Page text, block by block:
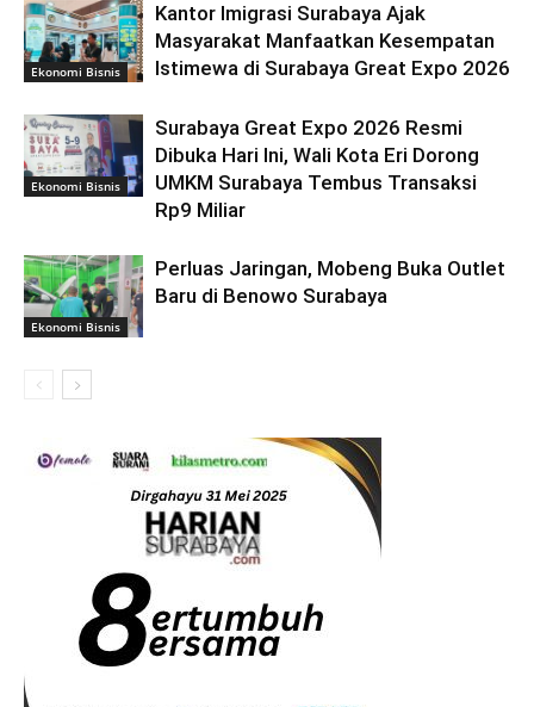
Ekonomi Bisnis
Kantor Imigrasi Surabaya Ajak
Masyarakat Manfaatkan Kesempatan
Istimewa di Surabaya Great Expo 2026
Ekonomi Bisnis
Surabaya Great Expo 2026 Resmi
Dibuka Hari Ini, Wali Kota Eri Dorong
UMKM Surabaya Tembus Transaksi
Rp9 Miliar
Ekonomi Bisnis
Perluas Jaringan, Mobeng Buka Outlet
Baru di Benowo Surabaya